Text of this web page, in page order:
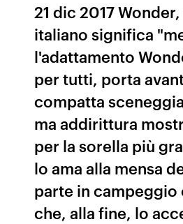
21 dic 2017
italiano significa
l'adattamento
per tutti, porta
compatta
ma addirittura
per la sorella più
lo ama alla mensa
parte in campeggio
che, alla fine, lo